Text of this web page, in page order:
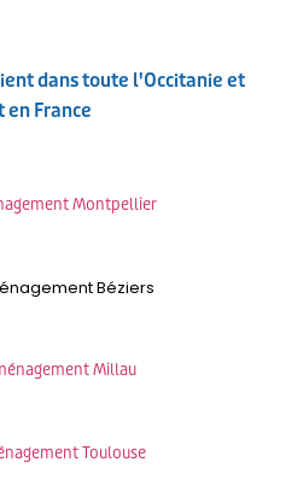
dans toute l'Occitanie et
France
Montpellier
Béziers
Millau
Toulouse